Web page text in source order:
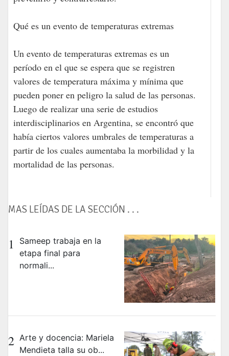
Qué es un evento de temperaturas extremas
Un evento de temperaturas extremas es un
período en el que se espera que se registren
valores de temperatura máxima y mínima que
pueden poner en peligro la salud de las personas.
Luego de realizar una serie de estudios
interdisciplinarios en Argentina, se encontró que
había ciertos valores umbrales de temperaturas a
partir de los cuales aumentaba la morbilidad y la
mortalidad de las personas.
MAS LEÍDAS DE LA SECCIÓN . . .
1
Sameep trabaja en la
etapa final para
normali...
2 Arte y docencia: Mariela
Mendieta talla su ob...